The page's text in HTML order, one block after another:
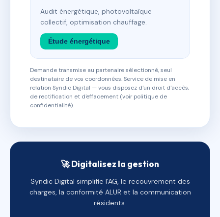
Audit énergétique, photovoltaïque
collectif, optimisation chauffage.
Étude énergétique
Demande transmise au partenaire sélectionné, seul
destinataire de vos coordonnées. Service de mise en
relation Syndic Digital — vous disposez d'un droit d'accès,
de rectification et d'effacement (voir politique de
confidentialité).
🚀 Digitalisez la gestion
Syndic Digital simplifie l'AG, le recouvrement des
charges, la conformité ALUR et la communication
résidents.